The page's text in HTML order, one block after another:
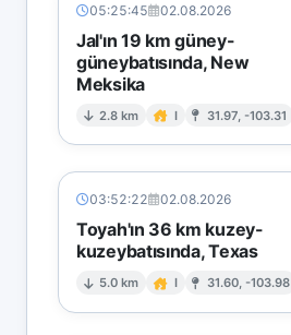
05:25:45 02.08.2026
Jal'ın 19 km güney-
güneybatısında, New
Meksika
2.8 km I 31.97, -103.31
03:52:22 02.08.2026
Toyah'ın 36 km kuzey-
kuzeybatısında, Texas
5.0 km I 31.60, -103.98